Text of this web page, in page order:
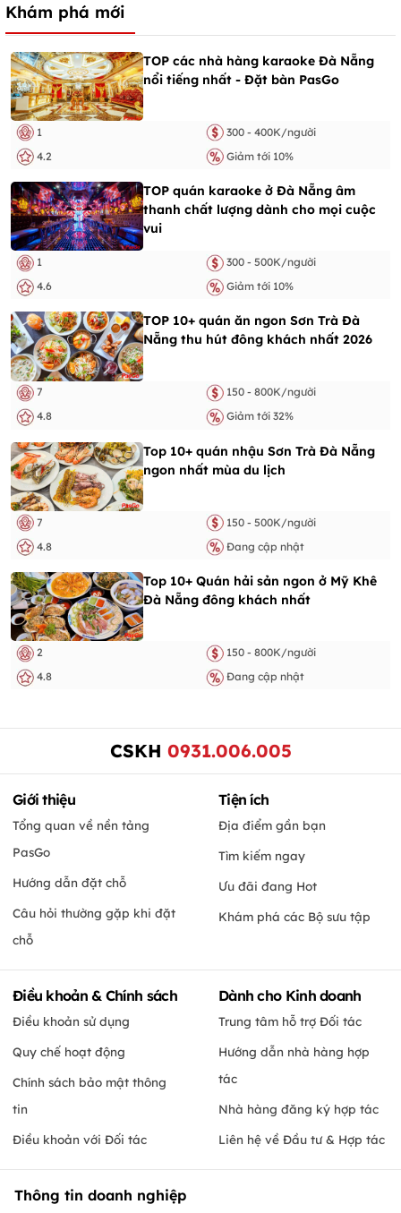
Khám phá mới
TOP các nhà hàng karaoke Đà Nẵng
nổi tiếng nhất - Đặt bàn PasGo
1
300 - 400K/người
4.2
Giảm tới 10%
TOP quán karaoke ở Đà Nẵng âm
thanh chất lượng dành cho mọi cuộc
vui
1
300 - 500K/người
4.6
Giảm tới 10%
TOP 10+ quán ăn ngon Sơn Trà Đà
Nẵng thu hút đông khách nhất 2026
7
150 - 800K/người
4.8
Giảm tới 32%
Top 10+ quán nhậu Sơn Trà Đà Nẵng
ngon nhất mùa du lịch
7
150 - 500K/người
4.8
Đang cập nhật
Top 10+ Quán hải sản ngon ở Mỹ Khê
Đà Nẵng đông khách nhất
2
150 - 800K/người
4.8
Đang cập nhật
CSKH 0931.006.005
Giới thiệu
Tổng quan về nền tảng
PasGo
Hướng dẫn đặt chỗ
Câu hỏi thường gặp khi đặt
chỗ
Tiện ích
Địa điểm gần bạn
Tìm kiếm ngay
Ưu đãi đang Hot
Khám phá các Bộ sưu tập
Điều khoản & Chính sách
Điều khoản sử dụng
Quy chế hoạt động
Chính sách bảo mật thông
tin
Điều khoản với Đối tác
Dành cho Kinh doanh
Trung tâm hỗ trợ Đối tác
Hướng dẫn nhà hàng hợp
tác
Nhà hàng đăng ký hợp tác
Liên hệ về Đầu tư & Hợp tác
Thông tin doanh nghiệp